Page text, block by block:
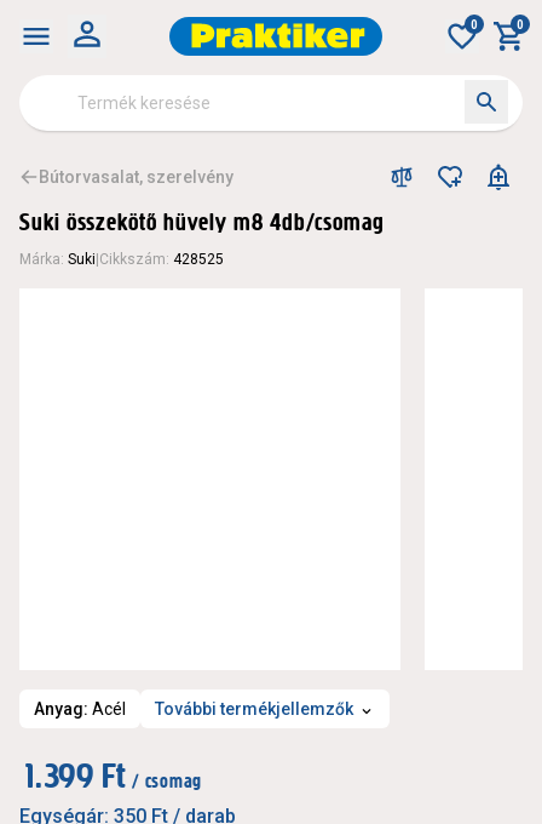
0 0
Bútorvasalat, szerelvény
Suki összekötő hüvely m8 4db/csomag
Márka: Suki Cikkszám: 428525
Anyag: Acél További termékjellemzők
1.399 Ft / csomag
Egységár: 350 Ft / darab